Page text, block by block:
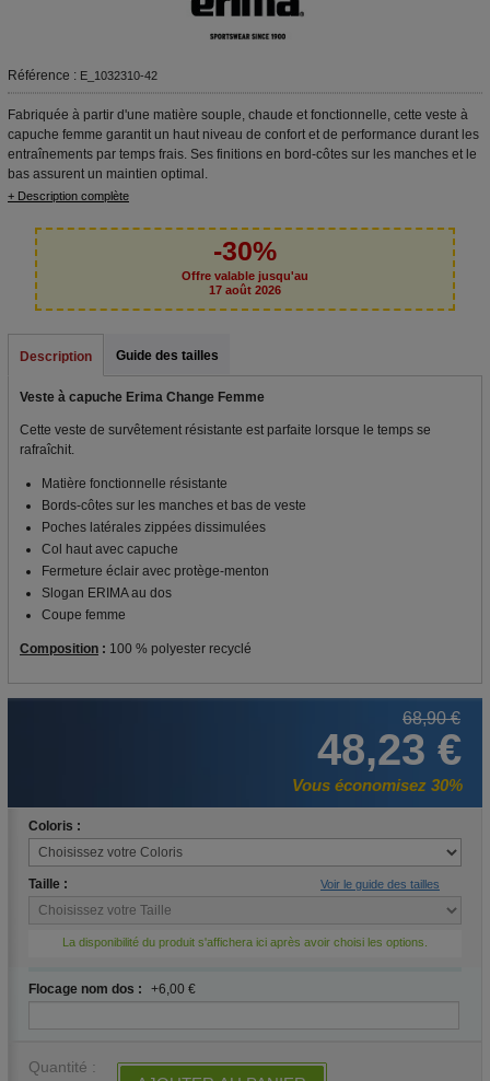
Référence : E_1032310-42
Fabriquée à partir d'une matière souple, chaude et fonctionnelle, cette veste à
capuche femme garantit un haut niveau de confort et de performance durant les
entraînements par temps frais. Ses finitions en bord-côtes sur les manches et le
bas assurent un maintien optimal.
+ Description complète
-30%
Offre valable jusqu'au
17 août 2026
Description Guide des tailles
Veste à capuche Erima Change Femme
Cette veste de survêtement résistante est parfaite lorsque le temps se
rafraîchit.
Matière fonctionnelle résistante
Bords-côtes sur les manches et bas de veste
Poches latérales zippées dissimulées
Col haut avec capuche
Fermeture éclair avec protège-menton
Slogan ERIMA au dos
Coupe femme
Composition : 100 % polyester recyclé
68,90 €
48,23 €
Vous économisez 30%
Coloris :
Taille : Voir le guide des tailles
La disponibilité du produit s'affichera ici après avoir choisi les options.
Flocage nom dos : +6,00 €
Quantité :